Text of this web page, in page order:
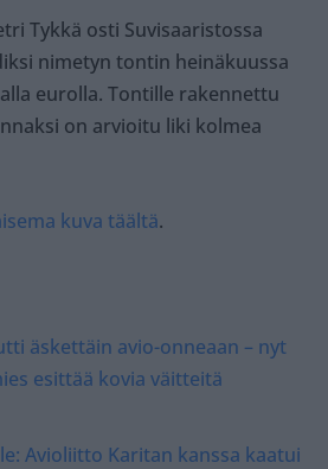
Tykkä osti Suvisaaristossa
nimetyn tontin heinäkuussa
eurolla. Tontille rakennettu
on arvioitu liki kolmea
kuva täältä.
äskettäin avio-onneaan – nyt
esittää kovia väitteitä
Avioliitto Karitan kanssa kaatui